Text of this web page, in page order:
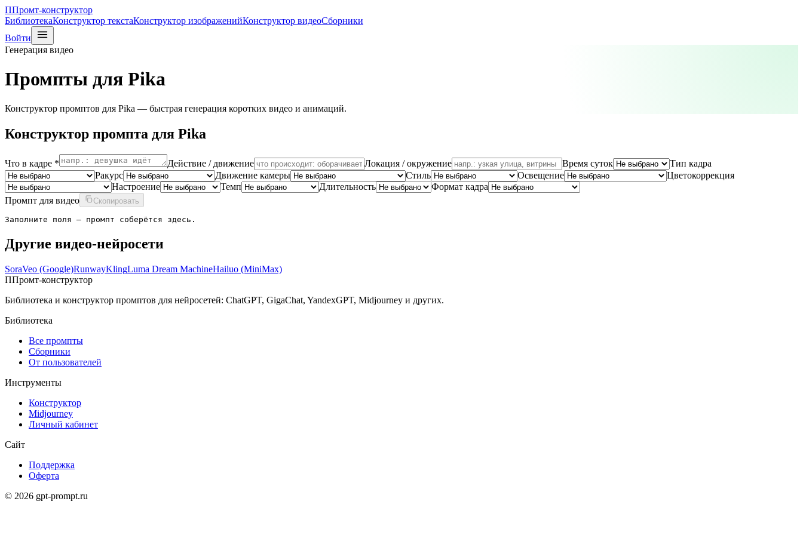
ППромт-конструктор
БиблиотекаКонструктор текстаКонструктор изображенийКонструктор видеоСборники
Войти
Генерация видео
Промпты для Pika
Конструктор промптов для Pika — быстрая генерация коротких видео и анимаций.
Конструктор промпта для Pika
Что в кадре * Действие / движение Локация / окружение Время суток
Тип кадра
Ракурс
Движение камеры Стиль Освещение
Цветокоррекция
Настроение
Темп Длительность
Формат кадра
Промпт для видео
Скопировать
Заполните поля — промпт соберётся здесь.
Другие видео-нейросети
SoraVeo (Google)RunwayKlingLuma Dream MachineHailuo (MiniMax)
ППромт-конструктор
Библиотека и конструктор промптов для нейросетей: ChatGPT, GigaChat, YandexGPT, Midjourney и других.
Библиотека
Все промпты
Сборники
От пользователей
Инструменты
Конструктор
Midjourney
Личный кабинет
Сайт
Поддержка
Оферта
© 2026 gpt-prompt.ru